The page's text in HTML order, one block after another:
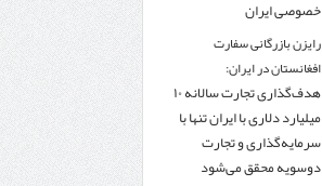
خصوصی ایران
رایزن بازرگانی سفارت
افغانستان در ایران:
هدف‌گذاری تجارت سالانه ۱۰
میلیارد دلاری با ایران تنها با
سرمایه‌گذاری و تجارت
دوسویه محقق می‌شود